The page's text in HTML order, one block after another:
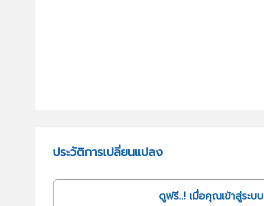
ประวัติการเปลี่ยนแปลง
ดูฟรี..! เมื่อคุณเข้าสู่ระบบ